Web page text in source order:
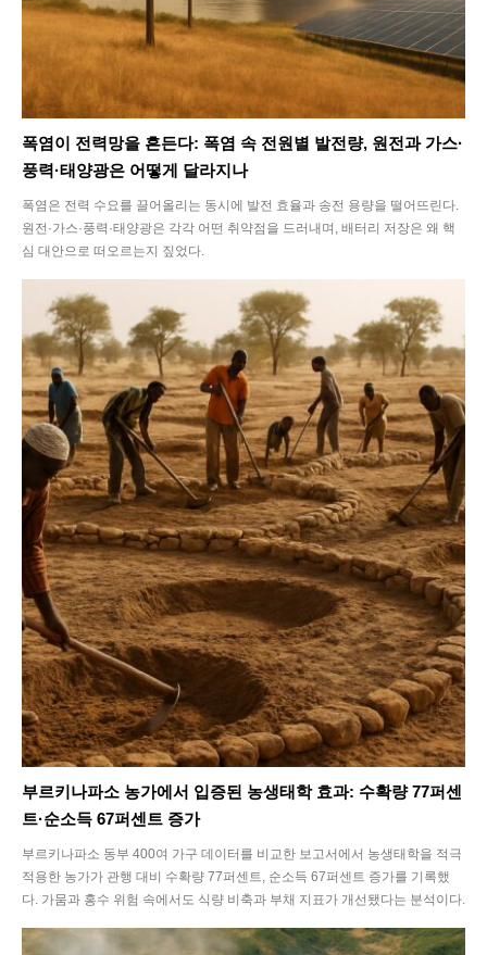
폭염이 전력망을 흔든다: 폭염 속 전원별 발전량, 원전과 가스·
풍력·태양광은 어떻게 달라지나
폭염은 전력 수요를 끌어올리는 동시에 발전 효율과 송전 용량을 떨어뜨린다.
원전·가스·풍력·태양광은 각각 어떤 취약점을 드러내며, 배터리 저장은 왜 핵
심 대안으로 떠오르는지 짚었다.
부르키나파소 농가에서 입증된 농생태학 효과: 수확량 77퍼센
트·순소득 67퍼센트 증가
부르키나파소 동부 400여 가구 데이터를 비교한 보고서에서 농생태학을 적극
적용한 농가가 관행 대비 수확량 77퍼센트, 순소득 67퍼센트 증가를 기록했
다. 가뭄과 홍수 위험 속에서도 식량 비축과 부채 지표가 개선됐다는 분석이다.